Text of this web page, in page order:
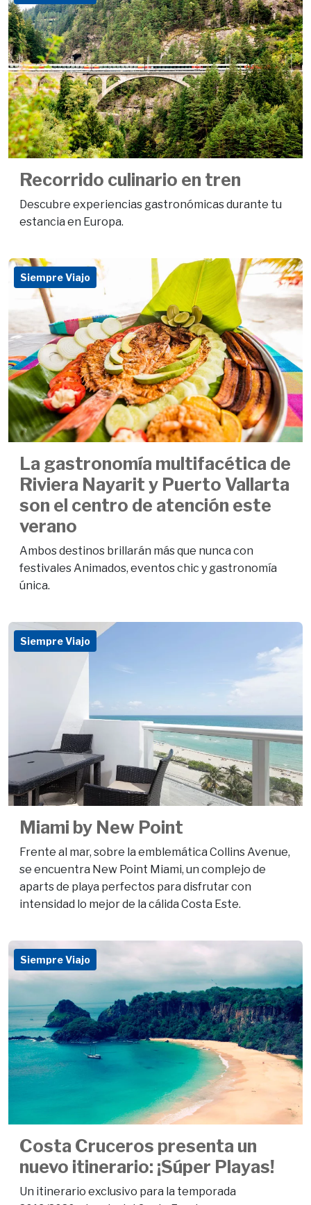
Recorrido culinario en tren
Descubre experiencias gastronómicas durante tu
estancia en Europa.
Siempre Viajo
La gastronomía multifacética de
Riviera Nayarit y Puerto Vallarta
son el centro de atención este
verano
Ambos destinos brillarán más que nunca con
festivales Animados, eventos chic y gastronomía
única.
Siempre Viajo
Miami by New Point
Frente al mar, sobre la emblemática Collins Avenue,
se encuentra New Point Miami, un complejo de
aparts de playa perfectos para disfrutar con
intensidad lo mejor de la cálida Costa Este.
Siempre Viajo
Costa Cruceros presenta un
nuevo itinerario: ¡Súper Playas!
Un itinerario exclusivo para la temporada